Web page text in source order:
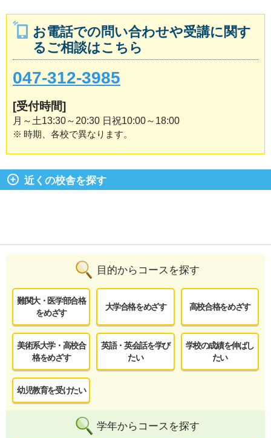
お電話での問い合わせや受講に関す
るご相談はこちら
047-312-3985
[受付時間]
月～土13:30～20:30 日祝10:00～18:00
※ 時期、各校で異なります。
近くの校舎を探す
目的からコースを探す
難関大・医学部合格
をめざす
大学合格をめざす 高校合格をめざす
美術系大学・高校合
格をめざす
英語・英会話を学び
たい
学校の成績を伸ばし
たい
幼児教育を受けたい
学年からコースを探す